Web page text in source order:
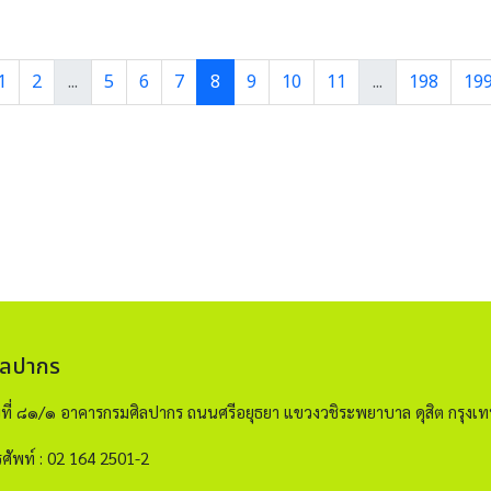
1 2 ... 5 6 7 8 9 10 11 ... 198 199
ปากร
ที่ ๘๑/๑ อาคารกรมศิลปากร ถนนศรีอยุธยา แขวงวชิระพยาบาล ดุสิต กรุง
ศัพท์ : 02 164 2501-2